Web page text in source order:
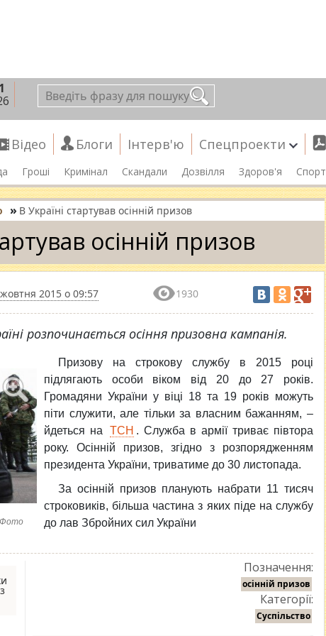
Відео Блоги Інтерв'ю Спецпроекти
Гроші Кримінал Скандали Дозвілля Здоров'я Спорт
» В Україні стартував осінній призов
осінній призов
2015 о 09:57 1930
розпочинається осіння призовна кампанія.
Фото
Призову на строкову службу в 2015 році
підлягають особи віком від 20 до 27 років.
Громадяни України у віці 18 та 19 років можуть
піти служити, але тільки за власним бажанням, –
йдеться на
ТСН . Служба в армії триває півтора
року. Осінній призов, згідно з розпорядженням
президента України, триватиме до 30 листопада.
За осінній призов планують набрати 11 тисяч
строковиків, більша частина з яких піде на службу
до лав Збройних сил України
Позначення:
осінній призов
Категорії:
Суспільство